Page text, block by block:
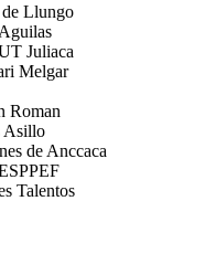
Llungo
Juliaca
Melgar
Roman
Asillo
de Anccaca
Talentos